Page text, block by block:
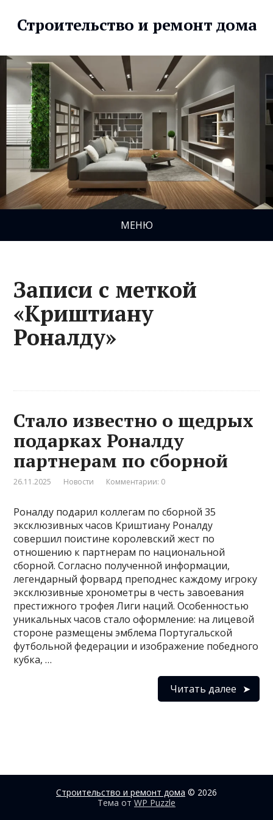
Строительство и ремонт дома
МЕНЮ
Записи с меткой
«Криштиану
Роналду»
Стало известно о щедрых
подарках Роналду
партнерам по сборной
26.11.2025 Новости Комментарии: 0
Роналду подарил коллегам по сборной 35
эксклюзивных часов Криштиану Роналду
совершил поистине королевский жест по
отношению к партнерам по национальной
сборной. Согласно полученной информации,
легендарный форвард преподнес каждому игроку
эксклюзивные хронометры в честь завоевания
престижного трофея Лиги наций. Особенностью
уникальных часов стало оформление: на лицевой
стороне размещены эмблема Португальской
футбольной федерации и изображение победного
кубка, …
Читать далее
Строительство и ремонт дома © 2026
Тема от WP Puzzle